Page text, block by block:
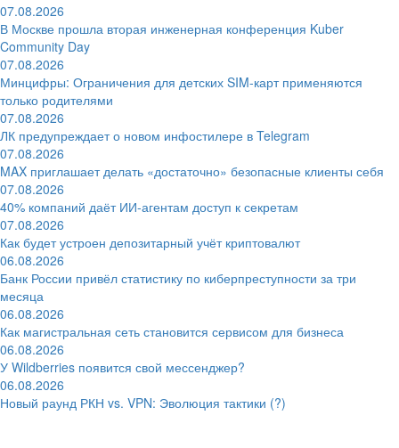
07.08.2026
В Москве прошла вторая инженерная конференция Kuber
Community Day
07.08.2026
Минцифры: Ограничения для детских SIM-карт применяются
только родителями
07.08.2026
ЛК предупреждает о новом инфостилере в Telegram
07.08.2026
MAX приглашает делать «достаточно» безопасные клиенты себя
07.08.2026
40% компаний даёт ИИ‑агентам доступ к секретам
07.08.2026
Как будет устроен депозитарный учёт криптовалют
06.08.2026
Банк России привёл статистику по киберпреступности за три
месяца
06.08.2026
Как магистральная сеть становится сервисом для бизнеса
06.08.2026
У Wildberries появится свой мессенджер?
06.08.2026
Новый раунд РКН vs. VPN: Эволюция тактики (?)